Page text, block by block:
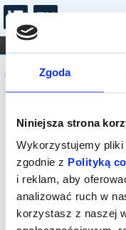
Zgoda
Niniejsza strona
Wykorzystujemy pliki
zgodnie z Polityką
i reklam, aby
analizować ruch w
korzystasz z naszej
FILHARMONIA
DLA DZIECI
Komunikat
Sprzedaż
została